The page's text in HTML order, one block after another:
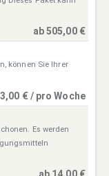
ab 505,00 €
können Sie Ihrer
€ / pro Woche
Es werden